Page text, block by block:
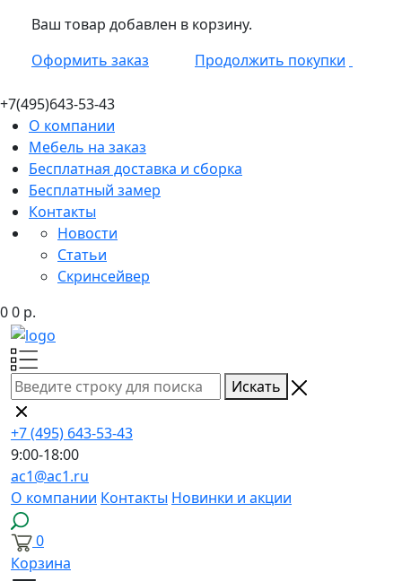
Ваш товар добавлен в корзину.
Оформить заказ
Продолжить покупки
+7(495)643-53-43
О компании
Мебель на заказ
Бесплатная доставка и сборка
Бесплатный замер
Контакты
Новости
Статьи
Скринсейвер
00 р.
Искать
+7 (495) 643-53-43
9:00-18:00
ac1@ac1.ru
О компании Контакты Новинки и акции
0
Корзина